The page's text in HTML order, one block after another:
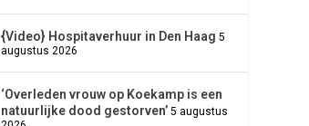
{Video} Hospitaverhuur in Den Haag 5
augustus 2026
‘Overleden vrouw op Koekamp is een
natuurlijke dood gestorven’ 5 augustus